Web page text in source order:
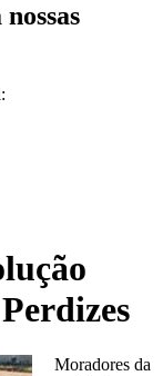
Moradores da